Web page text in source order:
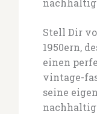
Stell Dir
1950ern,
einen
vintage-
seine